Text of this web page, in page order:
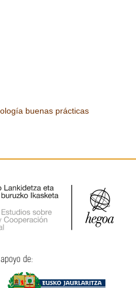
buenas prácticas
de: